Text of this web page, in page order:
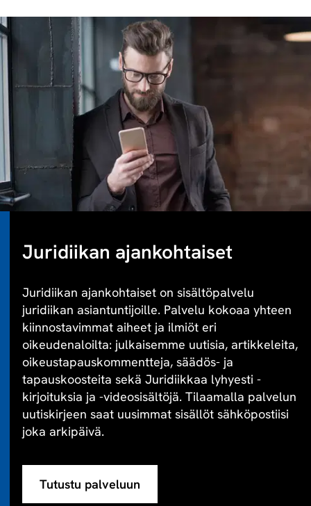
Juridiikan ajankohtaiset
Juridiikan ajankohtaiset on sisältöpalvelu
juridiikan asiantuntijoille. Palvelu kokoaa yhteen
kiinnostavimmat aiheet ja ilmiöt eri
oikeudenaloilta: julkaisemme uutisia, artikkeleita,
oikeustapauskommentteja, säädös- ja
tapauskoosteita sekä Juridiikkaa lyhyesti -
kirjoituksia ja -videosisältöjä. Tilaamalla palvelun
uutiskirjeen saat uusimmat sisällöt sähköpostiisi
joka arkipäivä.
Tutustu palveluun